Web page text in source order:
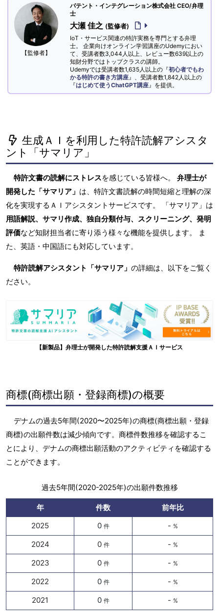
【監修者】
パテント・インテグレーション株式会社 CEO/弁理
士
大瀬 佳之 (監修者)
IoT・サービス関連の特許実務を専門とする弁理
士。 企業向けオンライン学習講座のUdemyにおい
て、受講者数3,044人以上、レビュー数639以上の
知財分野ではトップクラスの講師。
Udemyでは受講者数1,635人以上の『初心者でもわ
かる特許の書き方講座 』、受講者数1,842人以上の
『はじめて使うChatGPT講座 』を提供。
生成ＡＩを利用した特許読解アシスタ
ント「サマリア」
特許文書の読解にストレスを感じている皆様へ。 弁理士が
開発した「サマリア」 は、特許文書読解の時間短縮と理解の深
化を実現するＡＩアシスタントサービスです。 「サマリア」は
用語解説、サマリ作成、独自分類付与、スクリーニング、発明
評価など知財担当者に寄り添う様々な機能を提供します。 ま
た、英語・中国語にも対応しています。
特許読解アシスタント「サマリア」 の詳細は、以下をご覧く
ださい。
【新製品】弁理士が開発した特許読解支援ＡＩサービス
商標(商標出願・登録商標)の概要
デナムの過去5年間(2020〜2025年)の商標(商標出願・登録
商標)の出願件数は減少傾向です。商標件数推移を確認するこ
とにより、デナムの商標出願活動のアクティビティを確認する
ことができます。
過去5年間(2020-2025年)の出願件数推移
年 件数
前年比
2025
0 件 - %
2024 0 件 - %
2023 0 件 - %
2022 0 件 - %
2021 0 件 - %